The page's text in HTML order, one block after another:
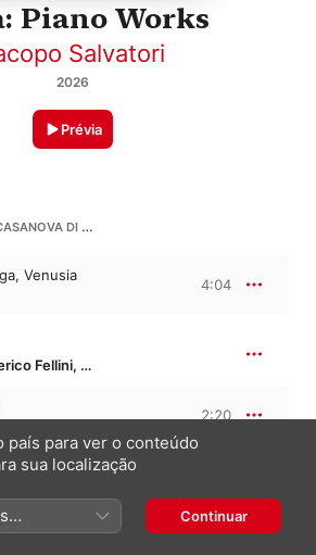
Piano Works
Salvatori
2026
Prévia
N. ROTA: SUITE DEL CASANOVA DI FEDERICO FELLINI
Venusia
4:04
Il Casanova di Federico Fellini, “Casanova de Fellini”
2:20
vida”
mantide
país para ver o conteúdo
sua localização
Continuar